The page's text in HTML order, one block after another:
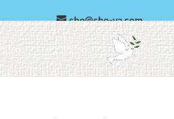
cho@cho-va.com
عربی
Español کی